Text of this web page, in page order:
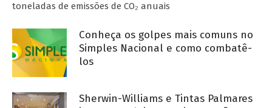
toneladas de emissões de CO₂ anuais
Conheça os golpes mais comuns no
Simples Nacional e como combatê-
los
Sherwin-Williams e Tintas Palmares